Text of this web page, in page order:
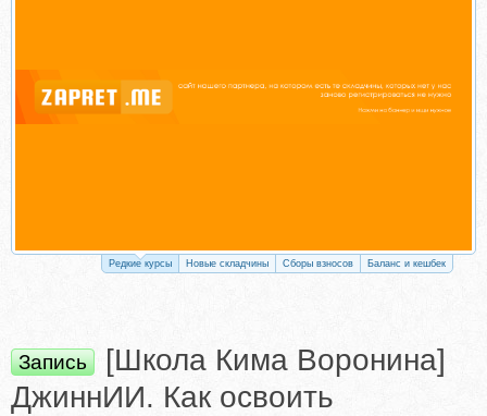
Редкие курсы Новые складчины Сборы взносов Баланс и кешбек
Запись
[Школа Кима Воронина]
ДжиннИИ. Как освоить